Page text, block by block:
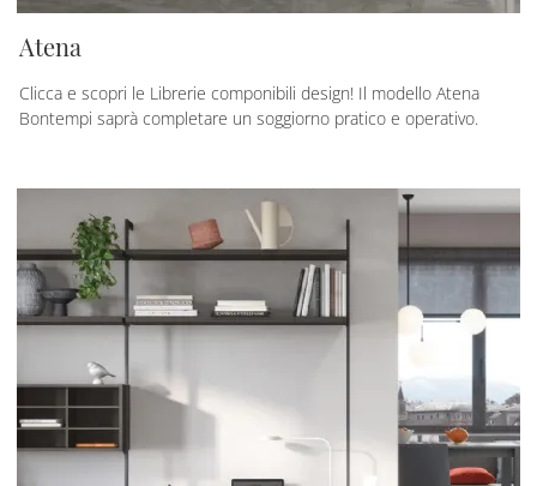
Atena
Clicca e scopri le Librerie componibili design! Il modello Atena
Bontempi saprà completare un soggiorno pratico e operativo.